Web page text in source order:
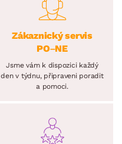
Zákaznický servis
PO–NE
Jsme vám k dispozici každý
den v týdnu, připraveni poradit
a pomoci.